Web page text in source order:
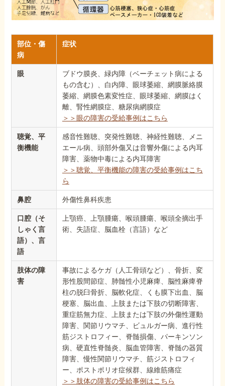
部位・傷
病
症状
眼
ブドウ膜炎、緑内障（ベーチェット病による
もの含む）、白内障、眼球萎縮、網膜脈絡膜
萎縮、網膜色素変性症、眼球萎縮、網膜はく
離、腎性網膜症、糖尿病網膜症
＞＞眼の障害の受給事例はこちら
聴覚、平
衡機能
感音性難聴、突発性難聴、神経性難聴、メニ
エール病、頭部外傷又は音響外傷による内耳
障害、薬物中毒による内耳障害
＞＞聴覚、平衡機能の障害の受給事例はこち
ら
鼻腔 外傷性鼻科疾患
口腔（そ
しゃく言
語）、言
語
上顎癌、上顎腫瘍、喉頭腫瘍、喉頭全摘出手
術、失語症、脳血栓（言語）など
肢体の障
害
事故によるケガ（人工骨頭など）、骨折、変
形性股間節症、肺髄性小児麻痺、脳性麻痺脊
柱の脱臼骨折、脳軟化症、くも膜下出血、脳
梗塞、脳出血、上肢または下肢の切断障害、
重症筋無力症、上肢または下肢の外傷性運動
障害、関節リウマチ、ビュルガー病、進行性
筋ジストロフィー、脊髄損傷、パーキンソン
病、硬直性脊髄炎、脳血管障害、脊髄の器質
障害、慢性関節リウマチ、筋ジストロフィ
ー、ポストポリオ症候群、線維筋痛症
＞＞肢体の障害の受給事例はこちら